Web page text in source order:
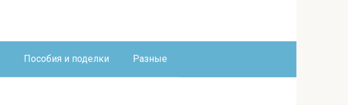
Пособия и поделки Разные